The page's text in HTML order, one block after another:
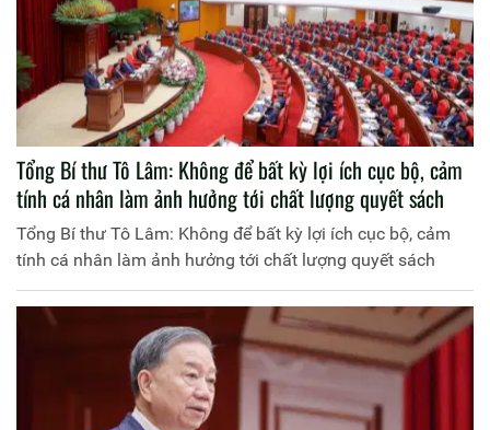
Tổng Bí thư Tô Lâm: Không để bất kỳ lợi ích cục bộ, cảm
tính cá nhân làm ảnh hưởng tới chất lượng quyết sách
Tổng Bí thư Tô Lâm: Không để bất kỳ lợi ích cục bộ, cảm
tính cá nhân làm ảnh hưởng tới chất lượng quyết sách